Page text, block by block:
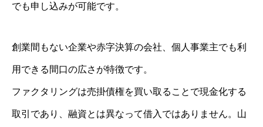
でも申し込みが可能です。
創業間もない企業や赤字決算の会社、個人事業主でも利
用できる間口の広さが特徴です。
ファクタリングは売掛債権を買い取ることで現金化する
取引であり、融資とは異なって借入ではありません。山